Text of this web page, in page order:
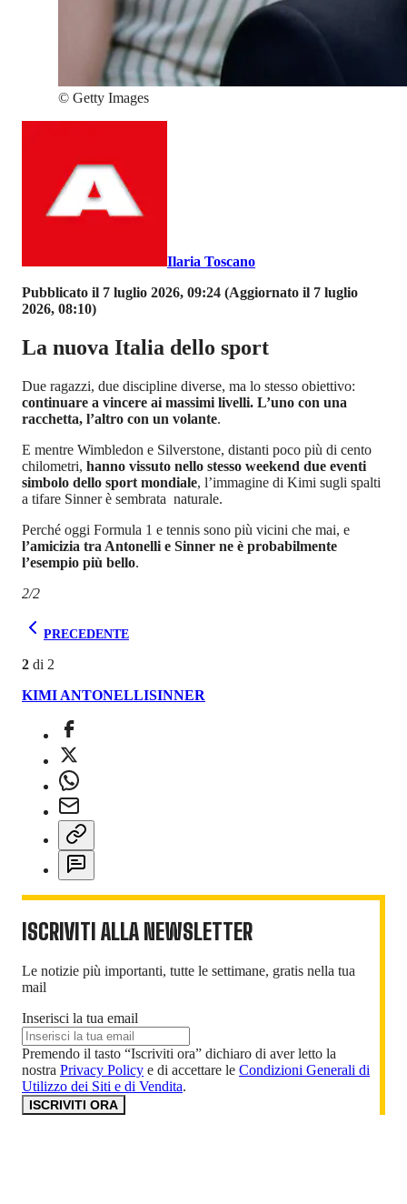
© Getty Images
Ilaria Toscano
Pubblicato il 7 luglio 2026, 09:24 (Aggiornato il 7 luglio
2026, 08:10)
La nuova Italia dello sport
Due ragazzi, due discipline diverse, ma lo stesso obiettivo:
continuare a vincere ai massimi livelli. L’uno con una
racchetta, l’altro con un volante.
E mentre Wimbledon e Silverstone, distanti poco più di cento
chilometri, hanno vissuto nello stesso weekend due eventi
simbolo dello sport mondiale, l’immagine di Kimi sugli spalti
a tifare Sinner è sembrata naturale.
Perché oggi Formula 1 e tennis sono più vicini che mai, e
l’amicizia tra Antonelli e Sinner ne è probabilmente
l’esempio più bello.
2/2
PRECEDENTE
2 di 2
KIMI ANTONELLISINNER
ISCRIVITI ALLA NEWSLETTER
Le notizie più importanti, tutte le settimane, gratis nella tua
mail
Inserisci la tua email
Premendo il tasto “Iscriviti ora” dichiaro di aver letto la
nostra Privacy Policy e di accettare le Condizioni Generali di
Utilizzo dei Siti e di Vendita.
ISCRIVITI ORA